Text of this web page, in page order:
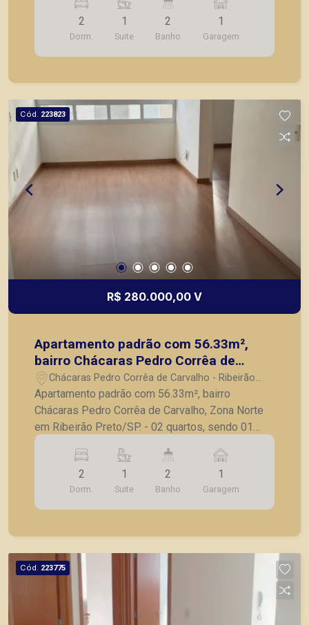
- Cozinha planejada; - Lavanderia; - 1 vaga de
garagem. A Piramid tem como objetivo atender
seus clientes com agilidade e segurança, em
locação, vendas de imóveis prontos, usados ou
2
Dorm.
1
Suite
2
Banho
1
Garagem
Cód. 223823
R$ 280.000,00 V
Apartamento padrão com 56.33m²,
bairro Chácaras Pedro Corrêa de
Carvalho, Zona Norte em Ribeirão
Preto/SP.
Chácaras Pedro Corrêa de Carvalho - Ribeirão
Preto/SP
Apartamento padrão com 56.33m², bairro
Chácaras Pedro Corrêa de Carvalho, Zona Norte
em Ribeirão Preto/SP. - 02 quartos, sendo 01
suíte; - Banheiro social; - Sala para 02 ambientes;
- Cozinha; - Lavanderia; - 01 vaga de garagem. A
Piramid tem como objetivo atender seus clientes
com agilidade e segurança, em locação, vendas
de imóveis prontos, usados ou mesmo nos
2
Dorm.
1
Suite
2
Banho
1
Garagem
Cód. 223775